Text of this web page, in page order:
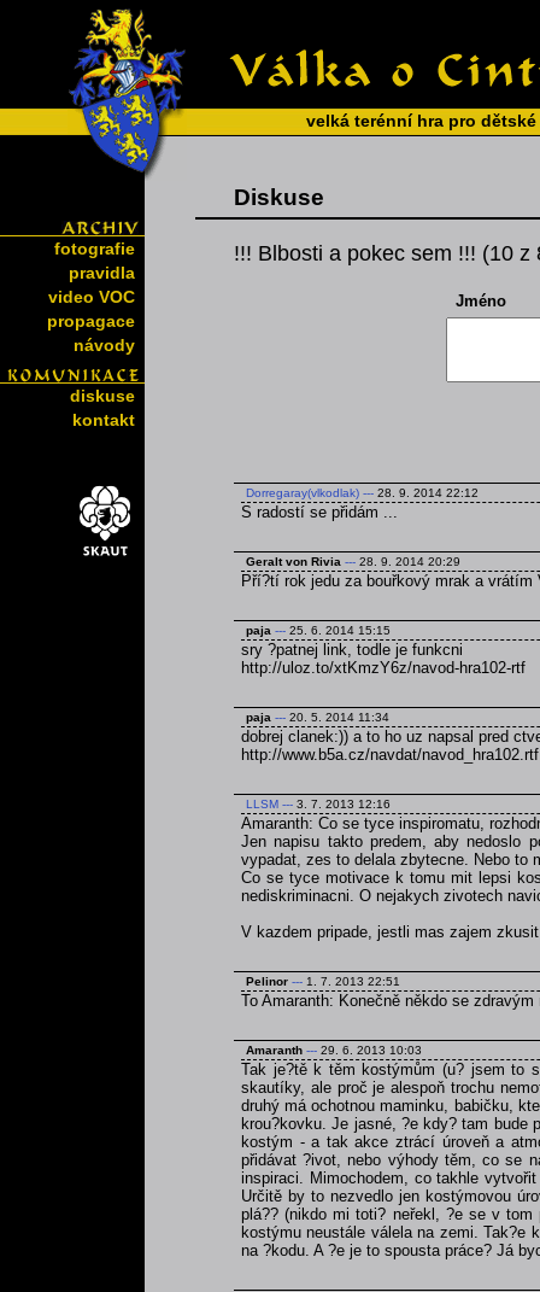
velká terénní hra pro
fotografie
pravidla
video VOC
propagace
návody
diskuse
kontakt
Diskuse
!!! Blbosti a pokec sem !!! (10 z
Jméno
Dorregaray(vlkodlak) --- 28. 9. 2014 22:12
S radostí se přidám ...
Geralt von Rivia --- 28. 9. 2014 20:29
Pří?tí rok jedu za bouřkový mrak a
paja --- 25. 6. 2014 15:15
sry ?patnej link, todle je funkcni
http://uloz.to/xtKmzY6z/navod-hra102-rtf
paja --- 20. 5. 2014 11:34
dobrej clanek:)) a to ho uz napsal pred
http://www.b5a.cz/navdat/navod_hra102.rtf
LLSM --- 3. 7. 2013 12:16
Amaranth: Co se tyce inspiromatu,
Jen napisu takto predem, aby nedoslo
vypadat, zes to delala zbytecne. Nebo to
Co se tyce motivace k tomu mit lepsi
nediskriminacni. O nejakych zivotech
V kazdem pripade, jestli mas zajem
Pelinor --- 1. 7. 2013 22:51
To Amaranth: Konečně někdo se zdravým
Amaranth --- 29. 6. 2013 10:03
Tak je?tě k těm kostýmům (u? jsem to
skautíky, ale proč je alespoň trochu
druhý má ochotnou maminku, babičku,
krou?kovku. Je jasné, ?e kdy? tam
kostým - a tak akce ztrácí úroveň a
přidávat ?ivot, nebo výhody těm, co se
inspiraci. Mimochodem, co takhle
Určitě by to nezvedlo jen kostýmovou
plá?? (nikdo mi toti? neřekl, ?e se v
kostýmu neustále válela na zemi. Tak?e
na ?kodu. A ?e je to spousta práce? Já